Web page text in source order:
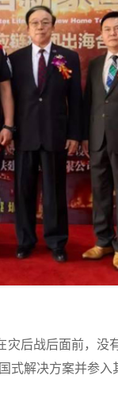
后战后面前，没
式解决方案并参入